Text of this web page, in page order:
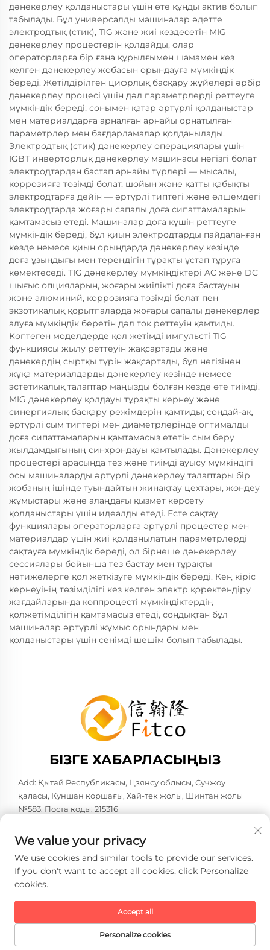
дәнекерлеу қолданыстары үшін өте құнды актив болып
табылады. Бұл универсалды машиналар әдетте
электродтық (стик), TIG және жиі кездесетін MIG
дәнекерлеу процестерін қолдайды, олар
операторларға бір ғана құрылғымен шамамен кез
келген дәнекерлеу жобасын орындауға мүмкіндік
береді. Жетілдірілген цифрлық басқару жүйелері әрбір
дәнекерлеу процесі үшін дәл параметрлерді реттеуге
мүмкіндік береді; сонымен қатар әртүрлі қолданыстар
мен материалдарға арналған арнайы орнатылған
параметрлер мен бағдарламалар қолданылады.
Электродтық (стик) дәнекерлеу операциялары үшін
IGBT инверторлық дәнекерлеу машинасы негізгі болат
электродтардан бастап арнайы түрлері — мысалы,
коррозияға төзімді болат, шойын және қатты қабықты
электродтарға дейін — әртүрлі типтегі және өлшемдегі
электродтарда жоғары сапалы доға сипаттамаларын
қамтамасыз етеді. Машиналар доға күшін реттеуге
мүмкіндік береді, бұл қиын электродтарды пайдаланған
кезде немесе қиын орындарда дәнекерлеу кезінде
доға ұзындығы мен тереңдігін тұрақты ұстап тұруға
көмектеседі. TIG дәнекерлеу мүмкіндіктері AC және DC
шығыс опцияларын, жоғары жиілікті доға бастауын
және алюминий, коррозияға төзімді болат пен
экзотикалық қорытпаларда жоғары сапалы дәнекерлер
алуға мүмкіндік беретін дәл ток реттеуін қамтиды.
Көптеген моделдерде қол жетімді импульсті TIG
функциясы жылу реттеуін жақсартады және
дәнекердің сыртқы түрін жақсартады, бұл негізінен
жұқа материалдарды дәнекерлеу кезінде немесе
эстетикалық талаптар маңызды болған кезде өте тиімді.
MIG дәнекерлеу қолдауы тұрақты кернеу және
синергиялық басқару режімдерін қамтиды; сондай-ақ,
әртүрлі сым типтері мен диаметрлерінде оптималды
доға сипаттамаларын қамтамасыз ететін сым беру
жылдамдығының синхрондауы қамтылады. Дәнекерлеу
процестері арасында тез және тиімді ауысу мүмкіндігі
осы машиналарды әртүрлі дәнекерлеу талаптары бір
жобаның ішінде туындайтын жинақтау цехтары, жөндеу
жұмыстары және алаңдағы қызмет көрсету
қолданыстары үшін идеалды етеді. Есте сақтау
функциялары операторларға әртүрлі процестер мен
материалдар үшін жиі қолданылатын параметрлерді
сақтауға мүмкіндік береді, ол бірнеше дәнекерлеу
сессиялары бойынша тез бастау мен тұрақты
нәтижелерге қол жеткізуге мүмкіндік береді. Кең кіріс
кернеуінің төзімділігі кез келген электр қоректендіру
жағдайларында көппроцесті мүмкіндіктердің
қолжетімділігін қамтамасыз етеді, сондықтан бұл
машиналар әртүрлі жұмыс орындары мен
қолданыстары үшін сенімді шешім болып табылады.
БІЗГЕ ХАБАРЛАСЫҢЫЗ
Add: Қытай Республикасы, Цзянсу облысы, Сучжоу
қаласы, Куншан қоршағы, Хай-тек жолы, Шинтан жолы
№583. Поста коды: 215316
Электрондық пошта:
[email protected]
Copyright © 2026 Faith-Han Intelligent Technology Co., Ltd.
саясаты
We value your privacy
We use cookies and similar tools to provide our services.
If you don't want to accept all cookies, click Personalize
cookies.
Personalize cookies
Accept all